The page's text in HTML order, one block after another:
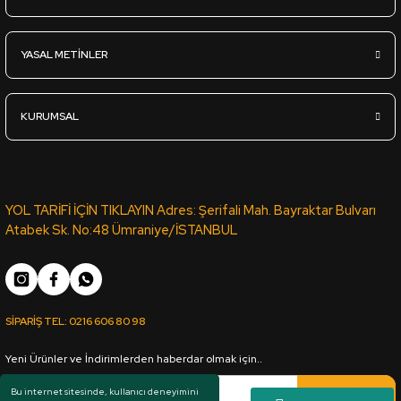
Bu internet sitesinde, kullanıcı deneyimini
Sgl-505-Parlak-Kül Gri - Lak Panel - 18*2100*2800mm
4.945,00TL
Sgl-503-Parlak-İzlanda Mavi - Lak Panel - 18*2100*2800mm
YASAL METİNLER
KURUMSAL
YOL TARİFİ İÇİN TIKLAYIN Adres: Şerifali Mah. Bayraktar Bulvarı
Atabek Sk. No:48 Ümraniye/İSTANBUL
SİPARİŞ TEL:0216 606 80 98
Yeni Ürünler ve İndirimlerden haberdar olmak için..
Kaydol